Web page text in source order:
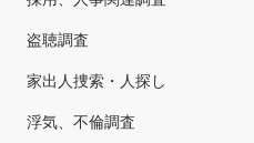
盗聴調査
家出人捜索・人探し
浮気、不倫調査